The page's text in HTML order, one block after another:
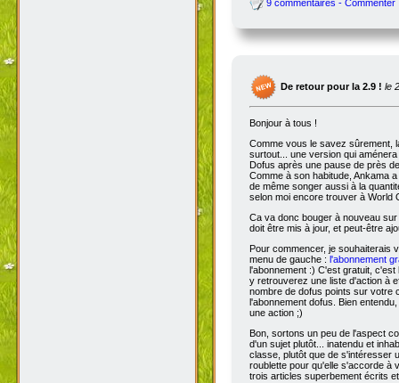
9 commentaires - Commenter
De retour pour la 2.9 ! le
Bonjour à tous !
Comme vous le savez sûrement,
surtout... une version qui
Dofus après une pause de près
Comme à son habitude, Ankama
de même songer aussi à la
selon moi encore trouver à World
Ca va donc bouger à nouveau
doit être mis à jour, et peut-être
Pour commencer, je
menu de gauche : l'abonnement
l'abonnement :) C'est gratuit,
y retrouverez une liste d'action à
nombre de dofus points sur votre
l'abonnement dofus. Bien
une action ;)
Bon, sortons un peu de l'aspect
d'un sujet plutôt... inatendu et
classe, plutôt que de s'intéresser
roublette pour qu'elle s'accorde à
trois articles superbement écrits